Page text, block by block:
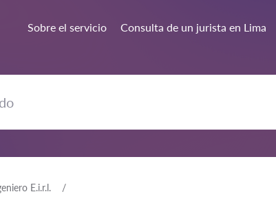
Sobre el servicio Consulta de un jurista en Lima
E.i.r.l.